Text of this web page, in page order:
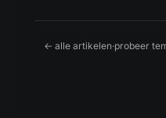
← alle artikelen·probeer